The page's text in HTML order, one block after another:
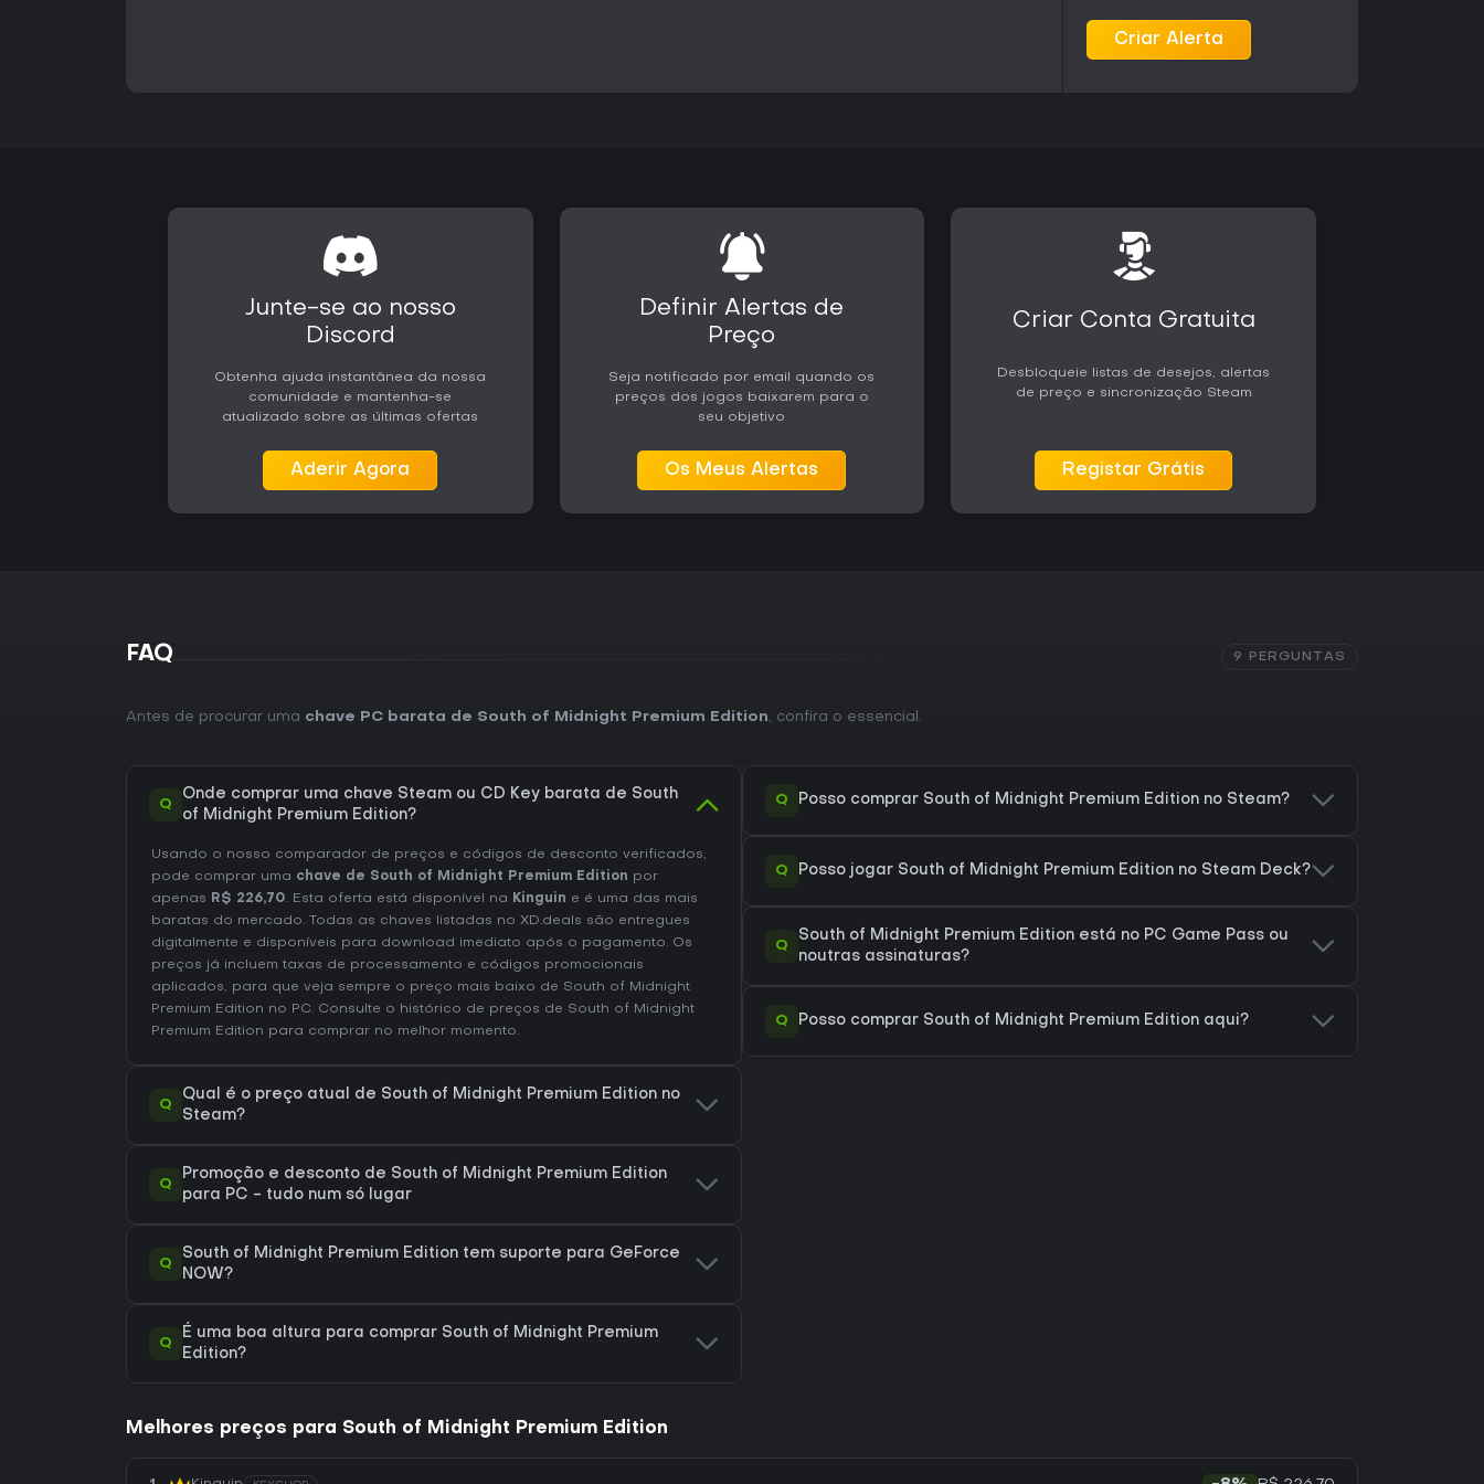
complexos ou mundos abertos extensos. Quem valoriza progressão linear e
temas culturais do Sul dos Estados Unidos encontrará aqui o maior interesse.
Criar Alerta
Junte-se ao nosso
Discord
Obtenha ajuda instantânea da nossa
comunidade e mantenha-se
atualizado sobre as últimas ofertas
Aderir Agora
Definir Alertas de
Preço
Seja notificado por email quando os
preços dos jogos baixarem para o
seu objetivo
Os Meus Alertas
Criar Conta Gratuita
Desbloqueie listas de desejos, alertas
de preço e sincronização Steam
Registar Grátis
FAQ 9 PERGUNTAS
Antes de procurar uma chave PC barata de South of Midnight Premium Edition, confira o essencial.
Q
Onde comprar uma chave Steam ou CD Key barata de South
of Midnight Premium Edition?
Usando o nosso comparador de preços e códigos de desconto verificados,
pode comprar uma chave de South of Midnight Premium Edition por
apenas R$ 226,70. Esta oferta está disponível na Kinguin e é uma das mais
baratas do mercado. Todas as chaves listadas no XD.deals são entregues
digitalmente e disponíveis para download imediato após o pagamento. Os
preços já incluem taxas de processamento e códigos promocionais
aplicados, para que veja sempre o preço mais baixo de South of Midnight
Premium Edition no PC. Consulte o histórico de preços de South of Midnight
Premium Edition para comprar no melhor momento.
Q
Qual é o preço atual de South of Midnight Premium Edition no
Steam?
Q
Promoção e desconto de South of Midnight Premium Edition
para PC - tudo num só lugar
Q
South of Midnight Premium Edition tem suporte para GeForce
NOW?
Q
É uma boa altura para comprar South of Midnight Premium
Edition?
Q Posso comprar South of Midnight Premium Edition no Steam?
Q Posso jogar South of Midnight Premium Edition no Steam Deck?
Q
South of Midnight Premium Edition está no PC Game Pass ou
noutras assinaturas?
Q Posso comprar South of Midnight Premium Edition aqui?
Melhores preços para South of Midnight Premium Edition